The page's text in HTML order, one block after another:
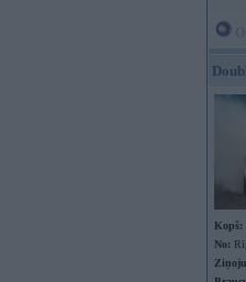
Kopš:
No: